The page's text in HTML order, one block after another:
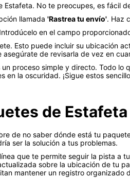
Estafeta. No te preocupes, es fácil
llamada 'Rastrea tu envío'. Haz
en el campo
Esto puede incluir su ubicación
de revisarla de vez en
proceso simple y directo. Todo
la oscuridad. ¡Sigue estos
de
de no saber dónde está tu
ser la solución a tus problemas.
que te permite seguir la pista a
sobre la ubicación de tu
mantener un registro organizado